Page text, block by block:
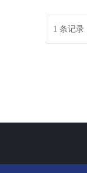
1 条记录